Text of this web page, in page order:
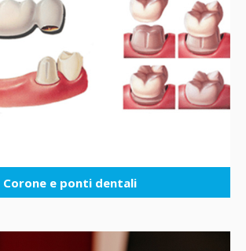
Corone e ponti dentali